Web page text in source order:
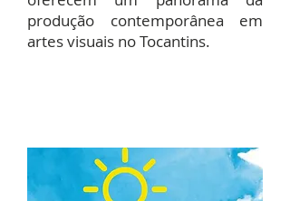
produção contemporânea em
artes visuais no Tocantins.